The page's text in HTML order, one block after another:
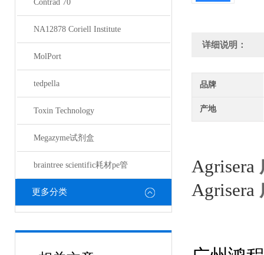
Contrad 70
NA12878 Coriell Institute
MolPort
tedpella
Toxin Technology
Megazyme试剂盒
braintree scientific耗材pe管
更多分类
详细说明：
品牌
产地
Agrisera
Agrisera